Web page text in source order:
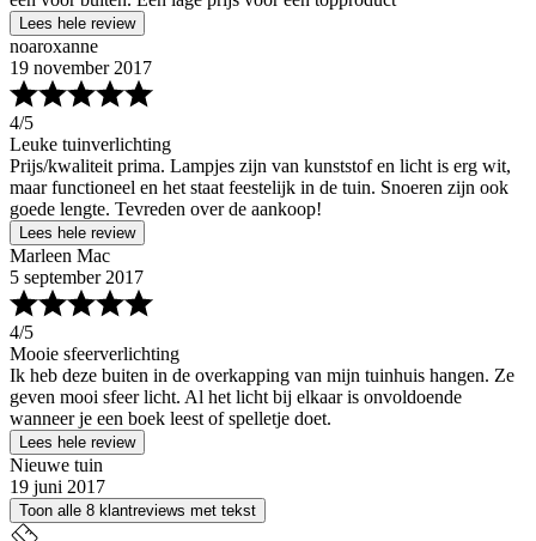
Lees hele review
noaroxanne
19 november 2017
4/5
Leuke tuinverlichting
Prijs/kwaliteit prima. Lampjes zijn van kunststof en licht is erg wit,
maar functioneel en het staat feestelijk in de tuin. Snoeren zijn ook
goede lengte. Tevreden over de aankoop!
Lees hele review
Marleen Mac
5 september 2017
4/5
Mooie sfeerverlichting
Ik heb deze buiten in de overkapping van mijn tuinhuis hangen. Ze
geven mooi sfeer licht. Al het licht bij elkaar is onvoldoende
wanneer je een boek leest of spelletje doet.
Lees hele review
Nieuwe tuin
19 juni 2017
Toon alle 8 klantreviews met tekst